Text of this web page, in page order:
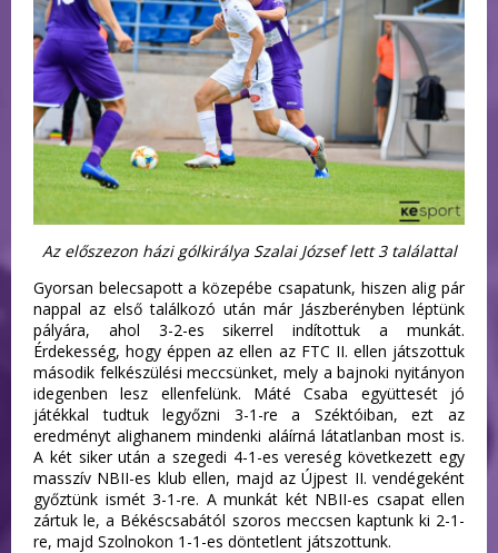
Az előszezon házi gólkirálya Szalai József lett 3 találattal
Gyorsan belecsapott a közepébe csapatunk, hiszen alig pár
nappal az első találkozó után már Jászberényben léptünk
pályára, ahol 3-2-es sikerrel indítottuk a munkát.
Érdekesség, hogy éppen az ellen az FTC II. ellen játszottuk
második felkészülési meccsünket, mely a bajnoki nyitányon
idegenben lesz ellenfelünk. Máté Csaba együttesét jó
játékkal tudtuk legyőzni 3-1-re a Széktóiban, ezt az
eredményt alighanem mindenki aláírná látatlanban most is.
A két siker után a szegedi 4-1-es vereség következett egy
masszív NBII-es klub ellen, majd az Újpest II. vendégeként
győztünk ismét 3-1-re. A munkát két NBII-es csapat ellen
zártuk le, a Békéscsabától szoros meccsen kaptunk ki 2-1-
re, majd Szolnokon 1-1-es döntetlent játszottunk.